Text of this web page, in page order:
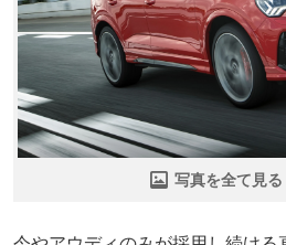
写真を全て見る